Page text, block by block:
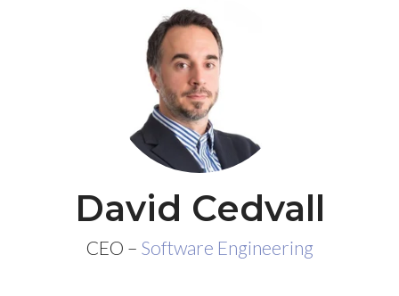
David Cedvall
CEO – Software Engineering